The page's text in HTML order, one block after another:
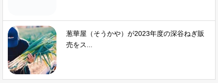
葱華屋（そうかや）が2023年度の深谷ねぎ販
売をス...